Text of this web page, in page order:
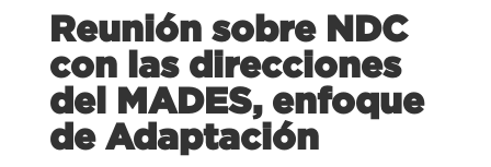
Reunión sobre NDC
con las direcciones
del MADES, enfoque
de Adaptación